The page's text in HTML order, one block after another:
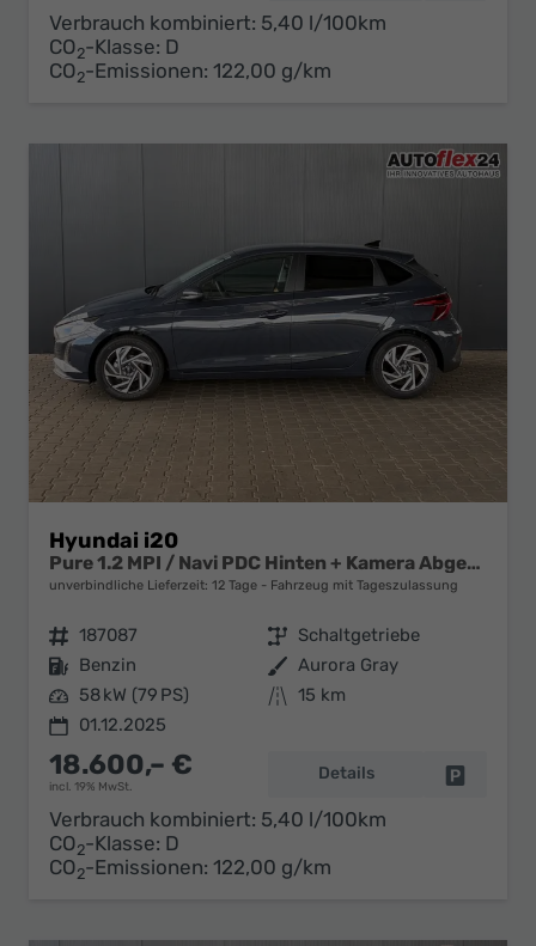
Verbrauch kombiniert: 5,40 l/100km
CO2-Klasse: D
CO2-Emissionen: 122,00 g/km
Hyundai i20
Pure 1.2 MPI / Navi PDC Hinten + Kamera Abgedunkelte Scheiben Tempomat Alu 16"
unverbindliche Lieferzeit: 12 Tage Fahrzeug mit Tageszulassung
Fahrzeugnr. 187087 Getriebe Schaltgetriebe
Kraftstoff Benzin Außenfarbe Aurora Gray
Leistung 58 kW (79 PS) Kilometerstand 15 km
01.12.2025
18.600,– €
incl. 19% MwSt.
Details
Verbrauch kombiniert: 5,40 l/100km
CO2-Klasse: D
CO2-Emissionen: 122,00 g/km